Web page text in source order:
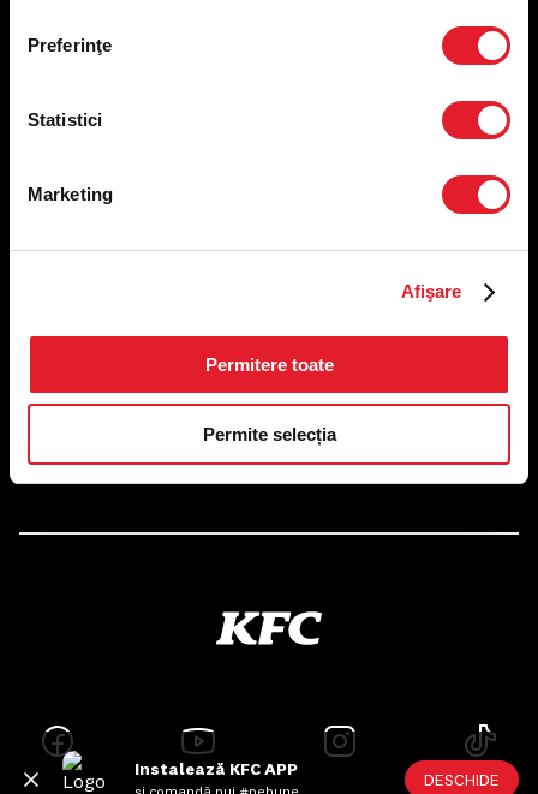
Preferinţe
Statistici
Marketing
Afişare
Permitere toate
Permite selecția
Instalează KFC APP DESCHIDE
Condiții de desfășurare „Descarcă KFC APP”
ANPC
RO6645790, J40/24660/1994, Rev. Caen (2) 5610 -
Puncte de lucru